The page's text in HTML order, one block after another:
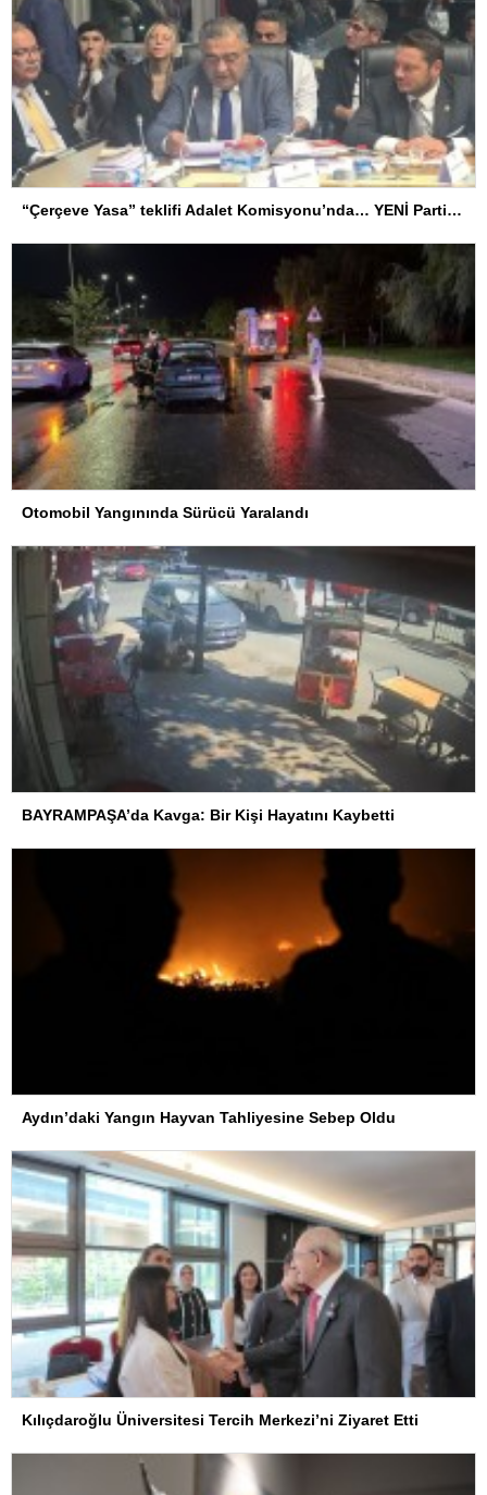
“Çerçeve Yasa” teklifi Adalet Komisyonu’nda… YENİ Partili Tanrıkulu: Bir insana ‘Silahını bırak, ülkene dön, siyasal ve toplumsal hayata katıl’ diyorsanız, o insan kapıdan içeri girdiğinde başına ne geleceğini bilmelidir
Otomobil Yangınında Sürücü Yaralandı
BAYRAMPAŞA’da Kavga: Bir Kişi Hayatını Kaybetti
Aydın’daki Yangın Hayvan Tahliyesine Sebep Oldu
Kılıçdaroğlu Üniversitesi Tercih Merkezi’ni Ziyaret Etti